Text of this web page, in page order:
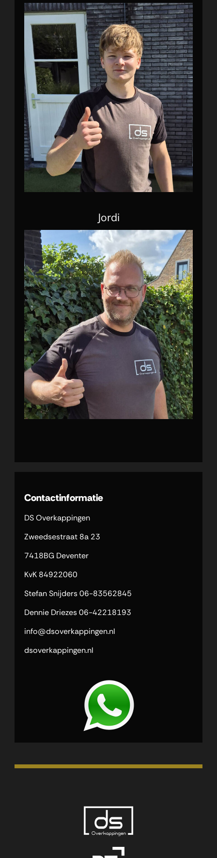
Jordi
Contactinformatie
DS Overkappingen
Zweedsestraat 8a 23
7418BG Deventer
KvK 84922060
Stefan Snijders06-83562845
Dennie Driezes06-42218193
info@dsoverkappingen.nl
dsoverkappingen.nl